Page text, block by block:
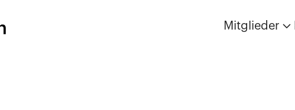
Mitglieder